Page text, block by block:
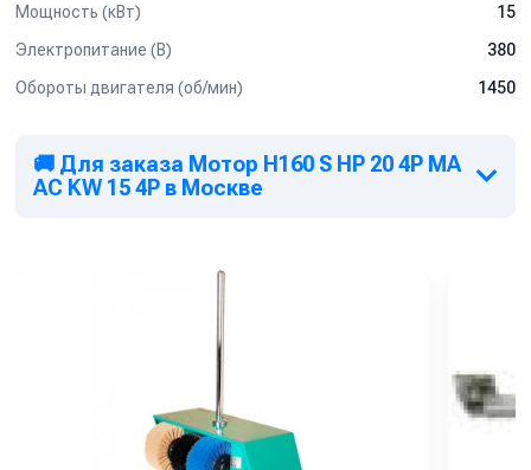
Мощность (кВт)
15
Электропитание (В)
380
Обороты двигателя (об/мин)
1450
🚚 Для заказа Мотор H160 S HP 20 4P MA
AC KW 15 4P в Москве